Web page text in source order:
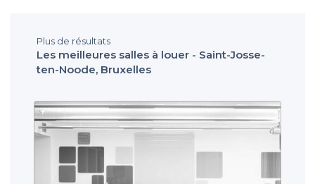
Plus de résultats
Les meilleures salles à louer - Saint-Josse-
ten-Noode, Bruxelles